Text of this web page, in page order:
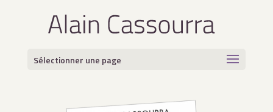
Sélectionner une page